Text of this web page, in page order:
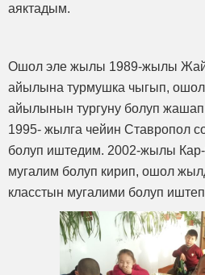
аяктадым.
Ошол эле жылы 1989-жылы
айылына турмушка чыгып,
айылынын тургуну болуп
1995- жылга чейин Ставропол
болуп иштедим. 2002-жылы
мугалим болуп кирип, ошол
класстын мугалими болуп